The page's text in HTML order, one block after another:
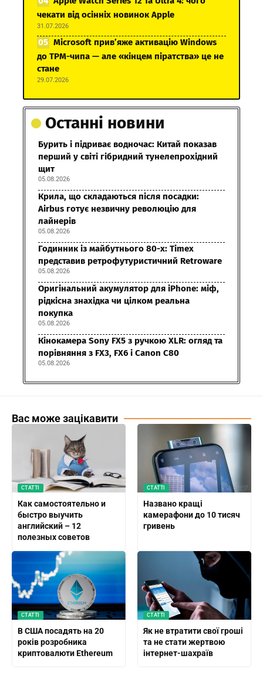
чекати від осінніх новинок Apple
31.07.2026
Microsoft прив’яже активацію Windows
до TPM-чипа — але «кінцем піратства» це не
стане
29.07.2026
Останні новини
Бурить і підриває водночас: Китай показав
перший у світі гібридний тунелепрохідний
щит
05.08.2026
Крила, що складаються після посадки:
Airbus готує незвичну революцію для
лайнерів
05.08.2026
Годинник із майбутнього 80-х: Timex
представив ретрофутуристичний Retroware
05.08.2026
Оригінальний акумулятор для iPhone: міф,
рідкісна знахідка чи цілком реальна
покупка
05.08.2026
Кінокамера Sony FX5 з ручкою XLR: огляд та
порівняння з FX3, FX6 і Canon C80
05.08.2026
Вас може зацікавити
СТАТТІ
Как самостоятельно и
быстро выучить
английский – 12
полезных советов
СТАТТІ
Названо кращі
камерафони до 10 тисяч
гривень
СТАТТІ
В США посадять на 20
років розробника
криптовалюти Ethereum
СТАТТІ
Як не втратити свої гроші
та не стати жертвою
інтернет-шахраїв